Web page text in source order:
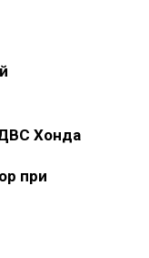
Хонда
при